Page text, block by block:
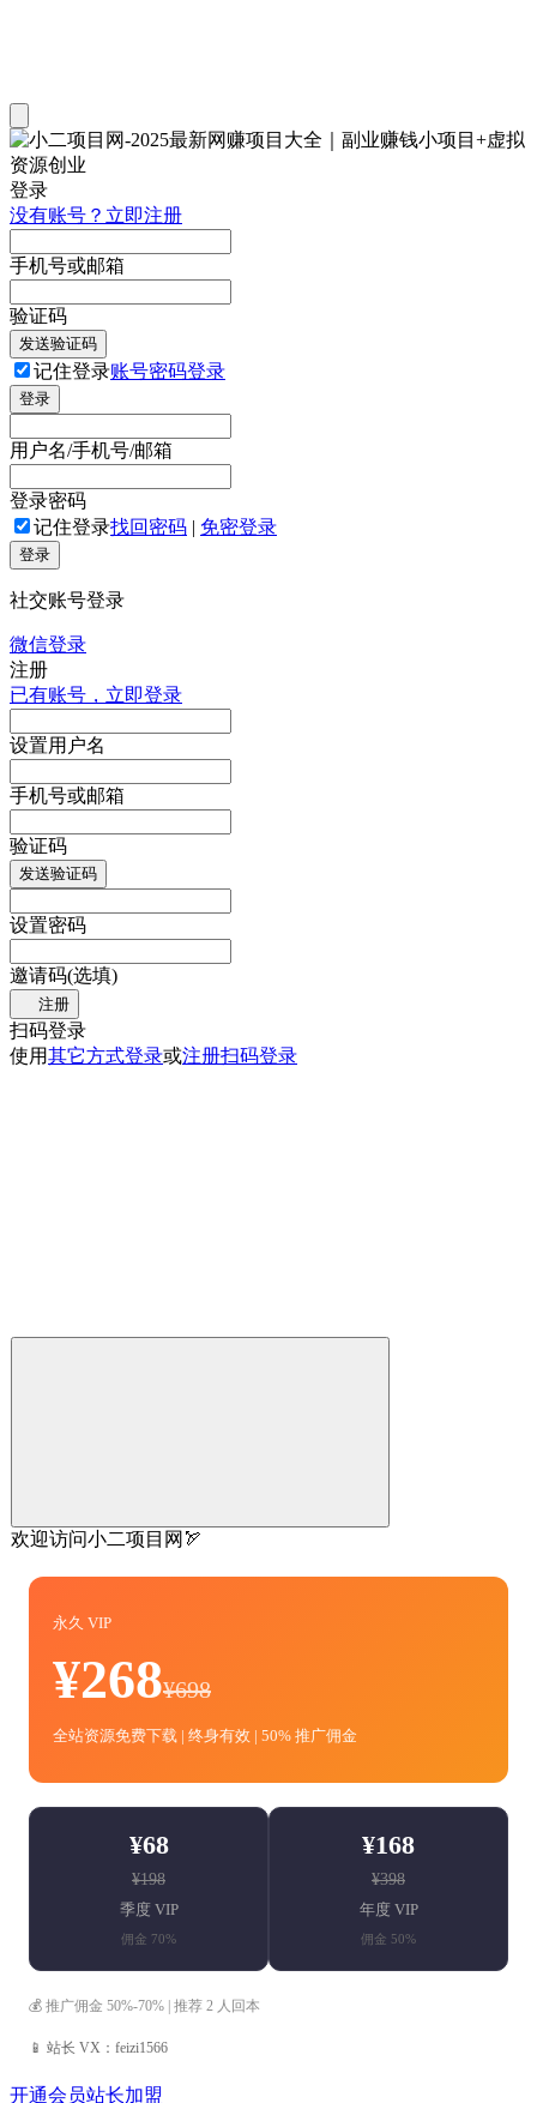
登录
没有账号？立即注册
手机号或邮箱
验证码
发送验证码
记住登录账号密码登录
登录
用户名/手机号/邮箱
登录密码
记住登录找回密码 | 免密登录
登录
社交账号登录
微信登录
注册
已有账号，立即登录
设置用户名
手机号或邮箱
验证码
发送验证码
设置密码
邀请码(选填)
注册
扫码登录
使用其它方式登录或注册扫码登录
欢迎访问小二项目网🏹
永久 VIP
¥268¥698
全站资源免费下载 | 终身有效 | 50% 推广佣金
¥68
¥198
季度 VIP
佣金 70%
¥168
¥398
年度 VIP
佣金 50%
💰 推广佣金 50%-70% | 推荐 2 人回本
📱 站长 VX：feizi1566
开通会员站长加盟